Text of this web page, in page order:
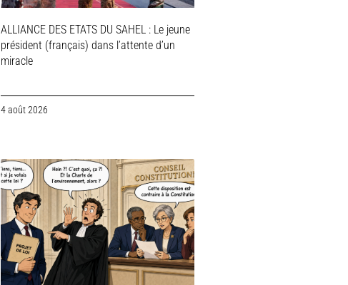
ALLIANCE DES ETATS DU SAHEL : Le jeune
président (français) dans l’attente d’un
miracle
4 août 2026